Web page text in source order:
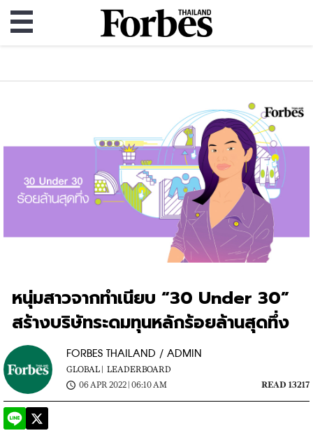
หนุ่มสาวจากทำเนียบ “30 Under 30”
สร้างบริษัทระดมทุนหลักร้อยล้านสุดทึ่ง
FORBES THAILAND / ADMIN
GLOBAL |
LEADERBOARD
06 APR 2022 | 06:10 AM
READ 13217